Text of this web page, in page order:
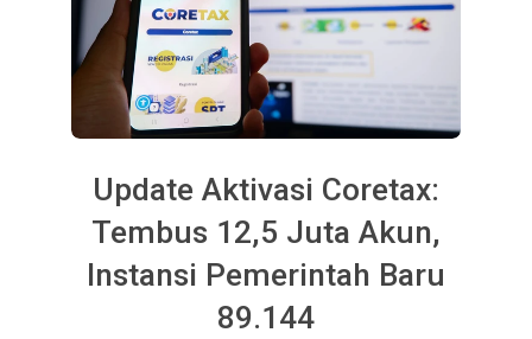
Update Aktivasi Coretax:
Tembus 12,5 Juta Akun,
Instansi Pemerintah Baru
89.144